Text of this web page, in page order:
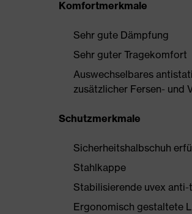
Komfortmerkmale
Sehr gute Dämpfung
Sehr guter Tragekomfort
Auswechselbares
zusätzlicher Fersen- und
Schutzmerkmale
Sicherheitshalbschuh
Stahlkappe
Stabilisierende uvex anti-
Ergonomisch gestaltete